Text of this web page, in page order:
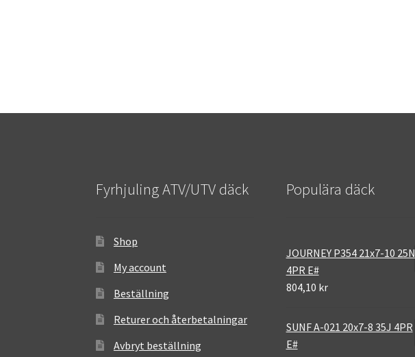
Fyrhjuling ATV/UTV däck
Shop
My account
Beställning
Returer och återbetalningar
Avbryt beställning
Populära däck
JOURNEY P354 21x7-10 25N
4PR E#
804,10 kr
SUNF A-021 20x7-8 35J 4PR
E#